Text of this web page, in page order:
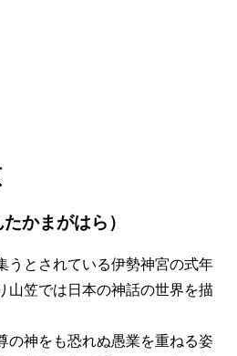
かまがはら）
うとされている伊勢神宮の式年
山笠では日本の神話の世界を描
の神をも恐れぬ愚業を重ねる姿